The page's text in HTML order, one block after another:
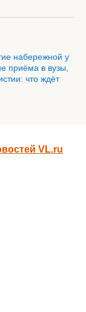
набережной у
приёма в вузы,
что ждёт
VL.ru